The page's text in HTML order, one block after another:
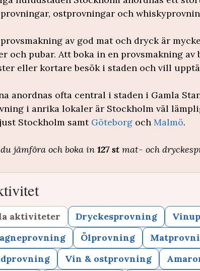
ostprovningar och
av god mat och dryck är
och pubar. Att boka in en provsmakning
eller kortare besök i staden och vill
anordnas ofta central i staden i Gamla
i anrika lokaler är Stockholm väl
Stockholm samt Göteborg och Malmö.
jämföra och boka in 127 st mat- och
aktiviteter Dryckesprovning
Ölprovning
Vin & ostprovning